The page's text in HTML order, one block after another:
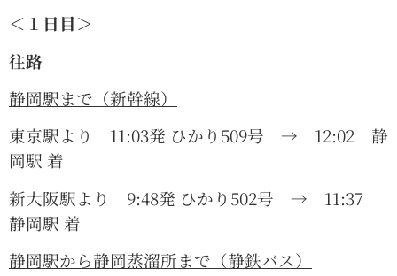
＜１日目＞
往路
静岡駅まで（新幹線）
東京駅より 11:03発 ひかり509号 → 12:02 静
岡駅 着
新大阪駅より 9:48発 ひかり502号 → 11:37
静岡駅 着
静岡駅から静岡蒸溜所まで（静鉄バス）